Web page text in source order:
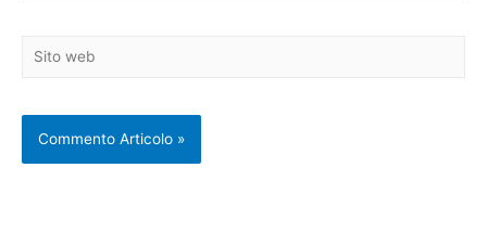
Sito